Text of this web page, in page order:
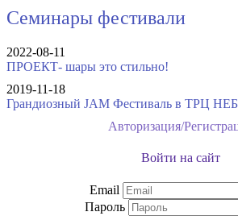
Семинары фестивали
2022-08-11
ПРОЕКТ- шары это стильно!
2019-11-18
Грандиозный JAM Фестиваль в ТРЦ
Авторизация/
Войти на сайт
Email
Пароль